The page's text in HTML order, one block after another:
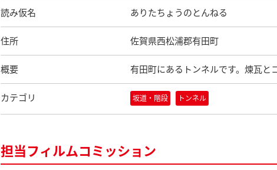
読み仮名 ありたちょうのとんねる
住所 佐賀県西松浦郡有田町
概要 有田町にあるトンネルです。煉瓦と
カテゴリ 坂道・階段 トンネル
担当フィルムコミッション